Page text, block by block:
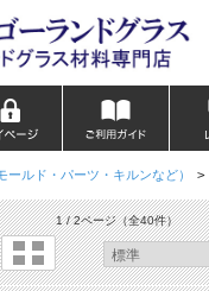
ールド・パーツ・キルンなど） >
1 / 2ページ（全40件）